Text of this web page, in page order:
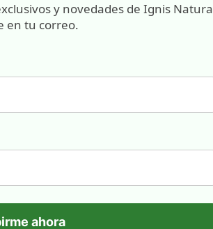
y novedades de Ignis Natura
en tu correo.
ahora